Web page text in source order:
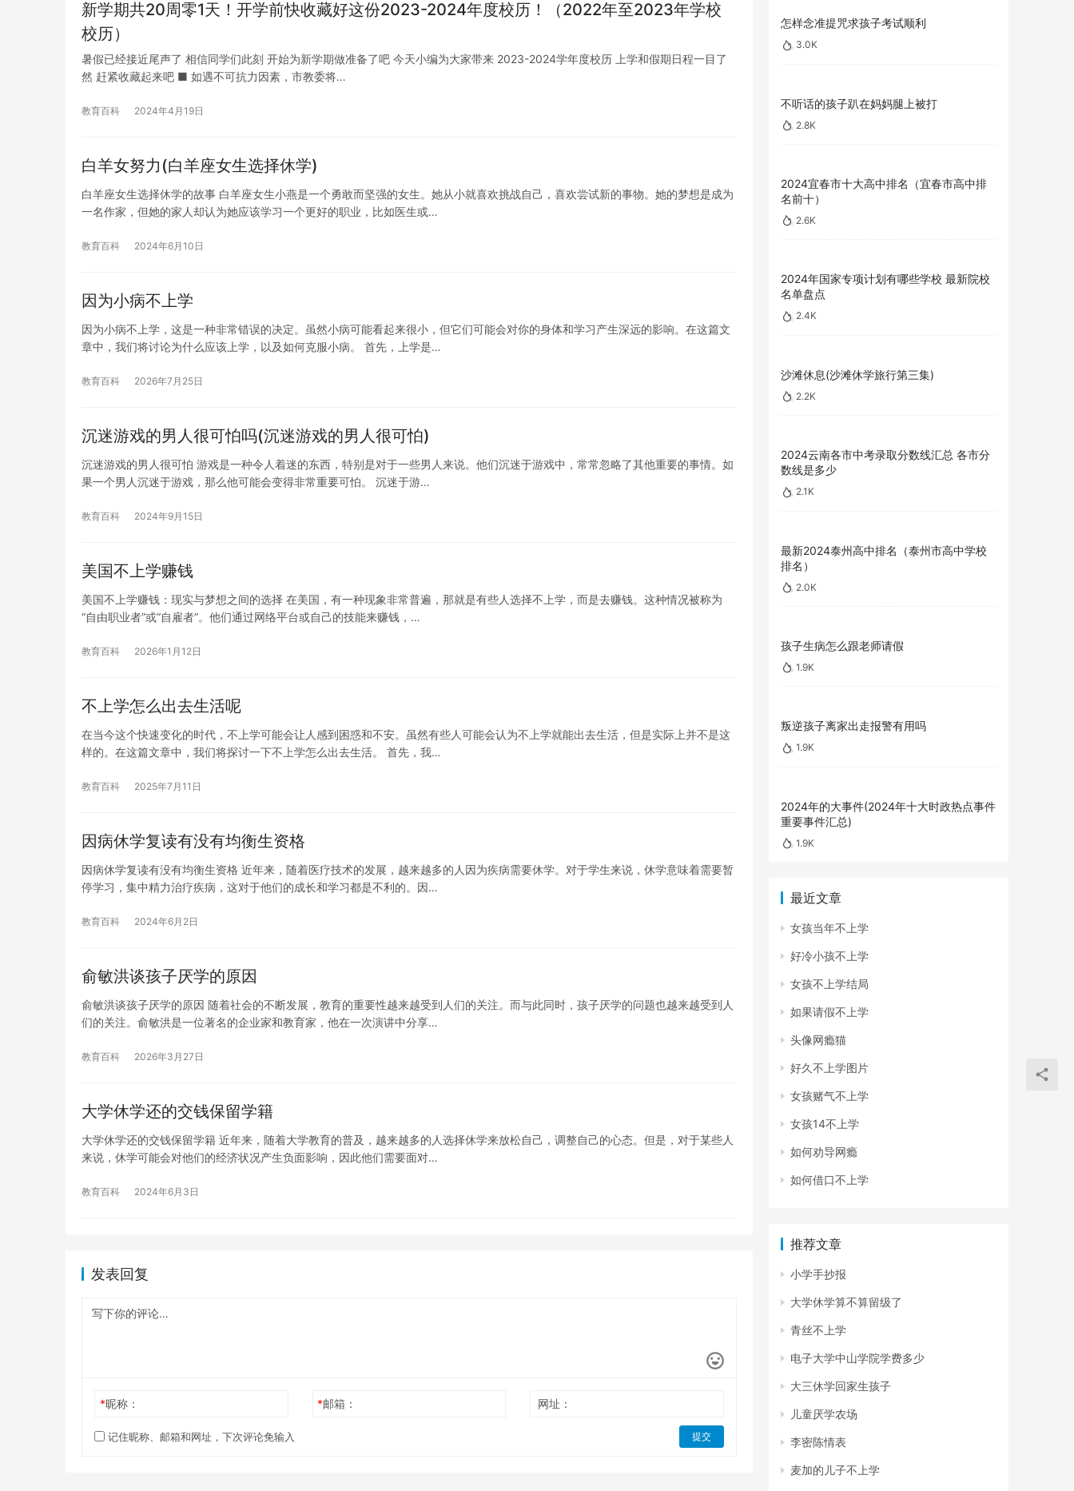
新学期共20周零1天！开学前快收藏好这份2023-2024年度校历！（2022年至2023年学校
校历）
暑假已经接近尾声了 相信同学们此刻 开始为新学期做准备了吧 今天小编为大家带来 2023-2024学年度校历 上学和假期日程一目了
然 赶紧收藏起来吧 ■ 如遇不可抗力因素，市教委将…
教育百科 2024年4月19日
白羊女努力(白羊座女生选择休学)
白羊座女生选择休学的故事 白羊座女生小燕是一个勇敢而坚强的女生。她从小就喜欢挑战自己，喜欢尝试新的事物。她的梦想是成为
一名作家，但她的家人却认为她应该学习一个更好的职业，比如医生或…
教育百科 2024年6月10日
因为小病不上学
因为小病不上学，这是一种非常错误的决定。虽然小病可能看起来很小，但它们可能会对你的身体和学习产生深远的影响。在这篇文
章中，我们将讨论为什么应该上学，以及如何克服小病。 首先，上学是…
教育百科 2026年7月25日
沉迷游戏的男人很可怕吗(沉迷游戏的男人很可怕)
沉迷游戏的男人很可怕 游戏是一种令人着迷的东西，特别是对于一些男人来说。他们沉迷于游戏中，常常忽略了其他重要的事情。如
果一个男人沉迷于游戏，那么他可能会变得非常重要可怕。 沉迷于游…
教育百科 2024年9月15日
美国不上学赚钱
美国不上学赚钱：现实与梦想之间的选择 在美国，有一种现象非常普遍，那就是有些人选择不上学，而是去赚钱。这种情况被称为
“自由职业者”或“自雇者”。他们通过网络平台或自己的技能来赚钱，…
教育百科 2026年1月12日
不上学怎么出去生活呢
在当今这个快速变化的时代，不上学可能会让人感到困惑和不安。虽然有些人可能会认为不上学就能出去生活，但是实际上并不是这
样的。在这篇文章中，我们将探讨一下不上学怎么出去生活。 首先，我…
教育百科 2025年7月11日
因病休学复读有没有均衡生资格
因病休学复读有没有均衡生资格 近年来，随着医疗技术的发展，越来越多的人因为疾病需要休学。对于学生来说，休学意味着需要暂
停学习，集中精力治疗疾病，这对于他们的成长和学习都是不利的。因…
教育百科 2024年6月2日
俞敏洪谈孩子厌学的原因
俞敏洪谈孩子厌学的原因 随着社会的不断发展，教育的重要性越来越受到人们的关注。而与此同时，孩子厌学的问题也越来越受到人
们的关注。俞敏洪是一位著名的企业家和教育家，他在一次演讲中分享…
教育百科 2026年3月27日
大学休学还的交钱保留学籍
大学休学还的交钱保留学籍 近年来，随着大学教育的普及，越来越多的人选择休学来放松自己，调整自己的心态。但是，对于某些人
来说，休学可能会对他们的经济状况产生负面影响，因此他们需要面对…
教育百科 2024年6月3日
发表回复
*昵称： *邮箱： 网址：
记住昵称、邮箱和网址，下次评论免输入 提交
怎样念准提咒求孩子考试顺利
3.0K
不听话的孩子趴在妈妈腿上被打
2.8K
2024宜春市十大高中排名（宜春市高中排
名前十）
2.6K
2024年国家专项计划有哪些学校 最新院校
名单盘点
2.4K
沙滩休息(沙滩休学旅行第三集)
2.2K
2024云南各市中考录取分数线汇总 各市分
数线是多少
2.1K
最新2024泰州高中排名（泰州市高中学校
排名）
2.0K
孩子生病怎么跟老师请假
1.9K
叛逆孩子离家出走报警有用吗
1.9K
2024年的大事件(2024年十大时政热点事件
重要事件汇总)
1.9K
最近文章
女孩当年不上学
好冷小孩不上学
女孩不上学结局
如果请假不上学
头像网瘾猫
好久不上学图片
女孩赌气不上学
女孩14不上学
如何劝导网瘾
如何借口不上学
推荐文章
小学手抄报
大学休学算不算留级了
青丝不上学
电子大学中山学院学费多少
大三休学回家生孩子
儿童厌学农场
李密陈情表
麦加的儿子不上学